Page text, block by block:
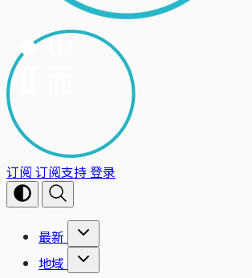
订阅 订阅支持登录
最新
地域